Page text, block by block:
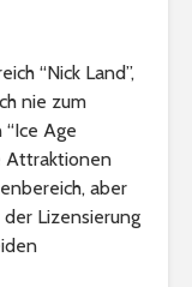
“Nick Land”,
nie zum
Age
Attraktionen
aber
Lizensierung